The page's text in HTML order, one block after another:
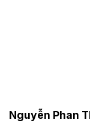
Nguyễn Phan